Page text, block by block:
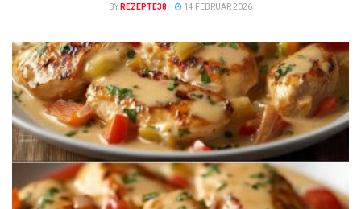
BY REZEPTE38 14 FEBRUAR 2026